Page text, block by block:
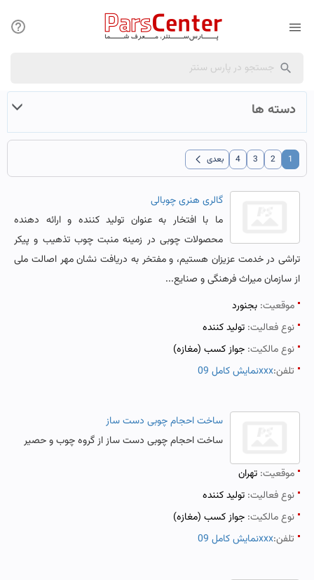
دسته ها
1
2
3
4 بعدی chevron_left
گالری هنری چوبالی
ما با افتخار به عنوان تولید کننده و ارائه دهنده
محصولات چوبی در زمینه منبت چوب تذهیب و پیکر
تراشی در خدمت عزیزان هستیم، و مفتخر به دریافت نشان مهر اصالت ملی
از سازمان میراث فرهنگی و صنایع...
موقعیت: بجنورد
نوع فعالیت: تولید کننده
نوع مالکیت: جواز کسب (مغازه)
تلفن:نمایش کامل 09xxx
ساخت احجام چوبی دست ساز
ساخت احجام چوبی دست ساز از گروه چوب و حصیر
موقعیت: تهران
نوع فعالیت: تولید کننده
نوع مالکیت: جواز کسب (مغازه)
تلفن:نمایش کامل 09xxx